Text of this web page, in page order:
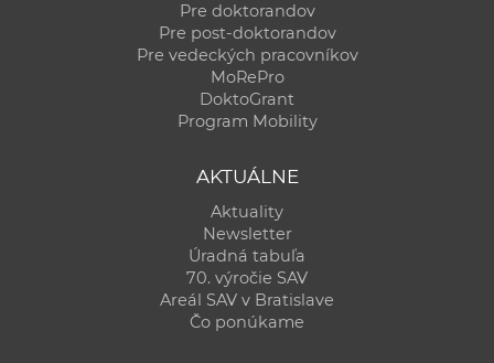
Pre doktorandov
Pre post-doktorandov
Pre vedeckých pracovníkov
MoRePro
DoktoGrant
Program Mobility
AKTUÁLNE
Aktuality
Newsletter
Úradná tabuľa
70. výročie SAV
Areál SAV v Bratislave
Čo ponúkame